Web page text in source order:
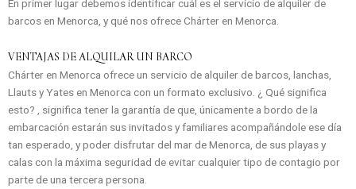
En primer lugar debemos identificar cuál es el servicio de alquiler de
barcos en Menorca, y qué nos ofrece Chárter en Menorca.
VENTAJAS DE ALQUILAR UN BARCO
Chárter en Menorca ofrece un servicio de alquiler de barcos, lanchas,
Llauts y Yates en Menorca con un formato exclusivo. ¿ Qué significa
esto? , significa tener la garantía de que, únicamente a bordo de la
embarcación estarán sus invitados y familiares acompañándole ese día
tan esperado, y poder disfrutar del mar de Menorca, de sus playas y
calas con la máxima seguridad de evitar cualquier tipo de contagio por
parte de una tercera persona.